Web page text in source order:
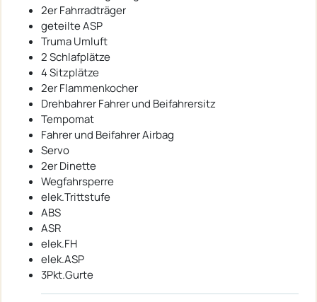
2er Fahrradträger
geteilte ASP
Truma Umluft
2 Schlafplätze
4 Sitzplätze
2er Flammenkocher
Drehbahrer Fahrer und Beifahrersitz
Tempomat
Fahrer und Beifahrer Airbag
Servo
2er Dinette
Wegfahrsperre
elek.Trittstufe
ABS
ASR
elek.FH
elek.ASP
3Pkt.Gurte